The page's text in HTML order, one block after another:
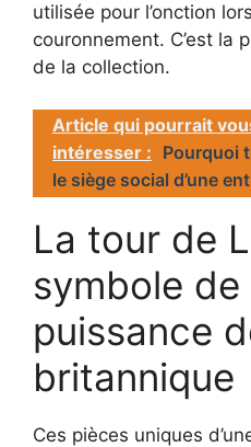
utilisée pour l’onction
couronnement. C’est la
de la collection.
Article qui pourrait
intéresser : Pourquoi
le siège social d’une
La tour de
symbole de
puissance
britannique
Ces pièces uniques